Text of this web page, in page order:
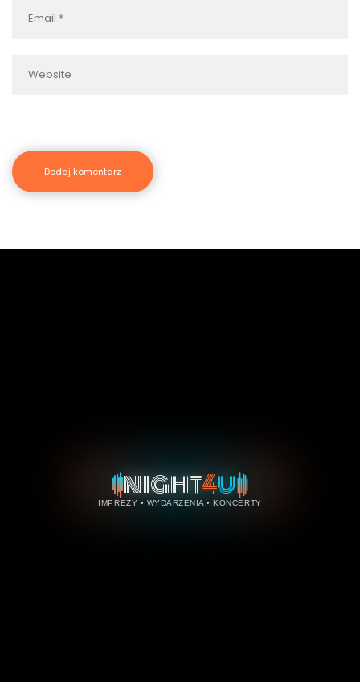
NIGHT4U
IMPREZY • WYDARZENIA • KONCERTY